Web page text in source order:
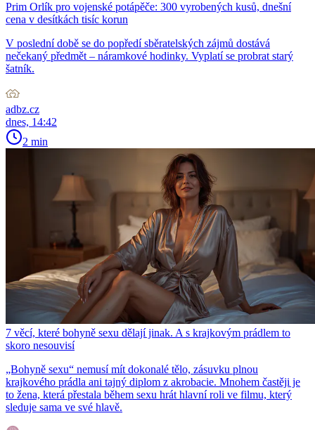
Prim Orlík pro vojenské potápěče: 300 vyrobených kusů, dnešní
cena v desítkách tisíc korun
V poslední době se do popředí sběratelských zájmů dostává
nečekaný předmět – náramkové hodinky. Vyplatí se probrat starý
šatník.
adbz.cz
dnes, 14:42
2 min
7 věcí, které bohyně sexu dělají jinak. A s krajkovým prádlem to
skoro nesouvisí
„Bohyně sexu“ nemusí mít dokonalé tělo, zásuvku plnou
krajkového prádla ani tajný diplom z akrobacie. Mnohem častěji je
to žena, která přestala během sexu hrát hlavní roli ve filmu, který
sleduje sama ve své hlavě.